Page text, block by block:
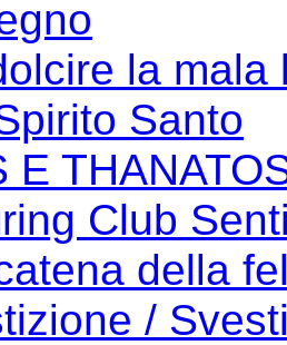
la mala
Santo
E
Club
della
/